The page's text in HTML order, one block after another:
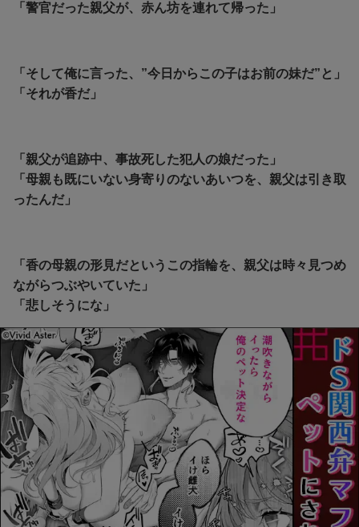
「警官だった親父が、赤ん坊を連れて帰った」
「そして俺に言った、”今日からこの子はお前の妹だ”と」
「それが香だ」
「親父が追跡中、事故死した犯人の娘だった」
「母親も既にいない身寄りのないあいつを、親父は引き取
ったんだ」
「香の母親の形見だというこの指輪を、親父は時々見つめ
ながらつぶやいていた」
「悲しそうにな」